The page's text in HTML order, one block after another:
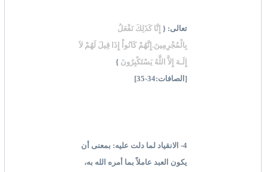
تعالى: { إِنَّا كَذَلِكَ نَفْعَلُ
بِالْمُجْرِمِينَ.إِنَّهُمْ كَانُواْ إِذَا قِيلَ لَهُمْ لاَ
إِلَـهَ إِلاَّ اللَّهُ يَسْتَكْبِرُونَ }
[الصافات:34-35]
4- الانقياد لما دلت عليه: بمعنى أن
يكون العبد عاملاً بما أمره الله به،